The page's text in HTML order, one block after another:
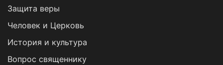
Защита веры
Человек и Церковь
История и культура
Вопрос священнику